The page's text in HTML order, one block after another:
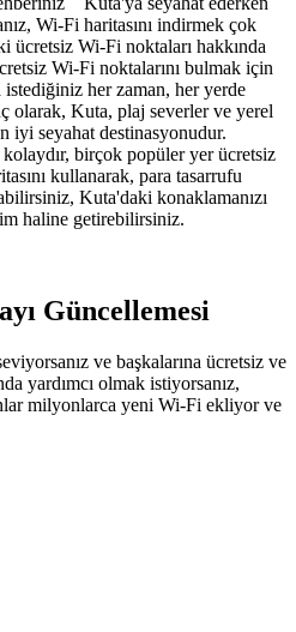
Wi-Fi haritasını indirmek çok
ücretsiz Wi-Fi noktaları hakkında
Wi-Fi noktalarını bulmak için
her zaman, her yerde
Kuta, plaj severler ve yerel
iyi seyahat destinasyonudur.
birçok popüler yer ücretsiz
kullanarak, para tasarrufu
Kuta'daki konaklamanızı
haline getirebilirsiniz.
Güncellemesi
ve başkalarına ücretsiz ve
yardımcı olmak istiyorsanız,
milyonlarca yeni Wi-Fi ekliyor ve